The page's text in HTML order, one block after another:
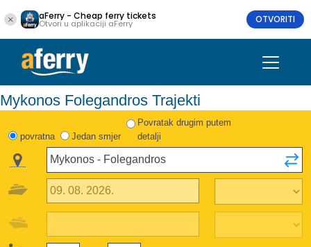
aFerry - Cheap ferry tickets
Otvori u aplikaciji aFerry OTVORITI
Mykonos Folegandros Trajekti
povratna Jedan smjer
Povratak drugim putem
detalji